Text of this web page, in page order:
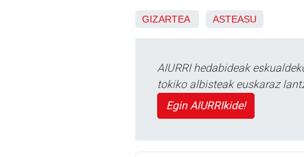
GIZARTEA ASTEASU
AIURRI hedabideak
tokiko albisteak euskaraz
Egin AIURRIkide!